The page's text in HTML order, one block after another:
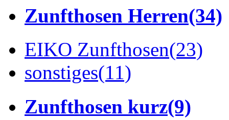
Zunfthosen Herren(34)
EIKO Zunfthosen(23)
sonstiges(11)
Zunfthosen kurz(9)